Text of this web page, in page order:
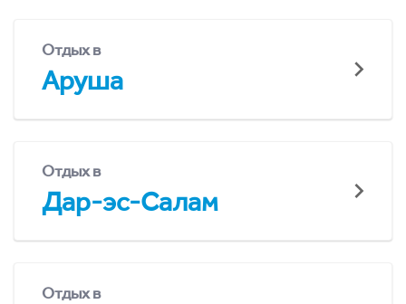
Отдых в
Аруша
Отдых в
Дар-эс-Салам
Отдых в